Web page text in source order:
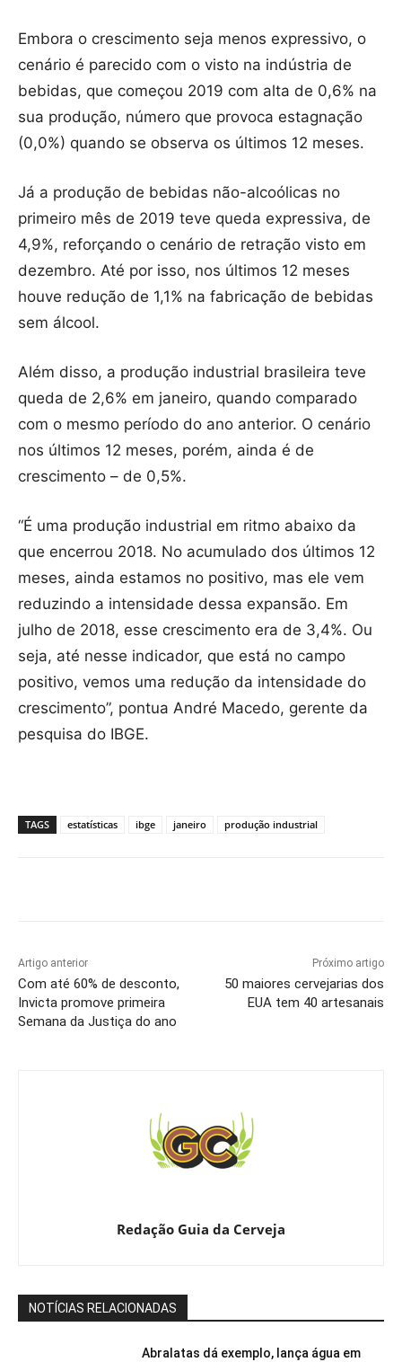
Embora o crescimento seja menos expressivo, o
cenário é parecido com o visto na indústria de
bebidas, que começou 2019 com alta de 0,6% na
sua produção, número que provoca estagnação
(0,0%) quando se observa os últimos 12 meses.
Já a produção de bebidas não-alcoólicas no
primeiro mês de 2019 teve queda expressiva, de
4,9%, reforçando o cenário de retração visto em
dezembro. Até por isso, nos últimos 12 meses
houve redução de 1,1% na fabricação de bebidas
sem álcool.
Além disso, a produção industrial brasileira teve
queda de 2,6% em janeiro, quando comparado
com o mesmo período do ano anterior. O cenário
nos últimos 12 meses, porém, ainda é de
crescimento – de 0,5%.
“É uma produção industrial em ritmo abaixo da
que encerrou 2018. No acumulado dos últimos 12
meses, ainda estamos no positivo, mas ele vem
reduzindo a intensidade dessa expansão. Em
julho de 2018, esse crescimento era de 3,4%. Ou
seja, até nesse indicador, que está no campo
positivo, vemos uma redução da intensidade do
crescimento”, pontua André Macedo, gerente da
pesquisa do IBGE.
TAGS estatísticas ibge janeiro produção industrial
Artigo anterior
Com até 60% de desconto,
Invicta promove primeira
Semana da Justiça do ano
Próximo artigo
50 maiores cervejarias dos
EUA tem 40 artesanais
Redação Guia da Cerveja
NOTÍCIAS RELACIONADAS
Abralatas dá exemplo, lança água em